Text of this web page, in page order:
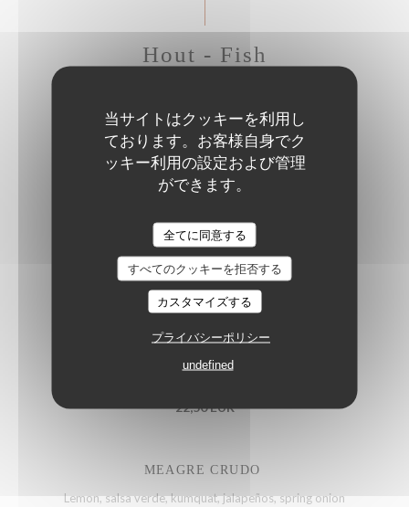
当サイトはクッキーを利用し
ております。お客様自身でク
ッキー利用の設定および管理
ができます。
全てに同意する
すべてのクッキーを拒否する
カスタマイズする
プライバシーポリシー
undefined
Hout - Fish
GRILLED SEA BASS
Sweet potato, mango curry sauce, crispy corn
20,50 EUR
SEA BASS CEVICHE WITH RASPBERRY
Confit piquillo peppers, red chili, mustard pickles
22,50 EUR
22,50 EUR
MEAGRE CRUDO
Lemon, salsa verde, kumquat, jalapeños, spring onion